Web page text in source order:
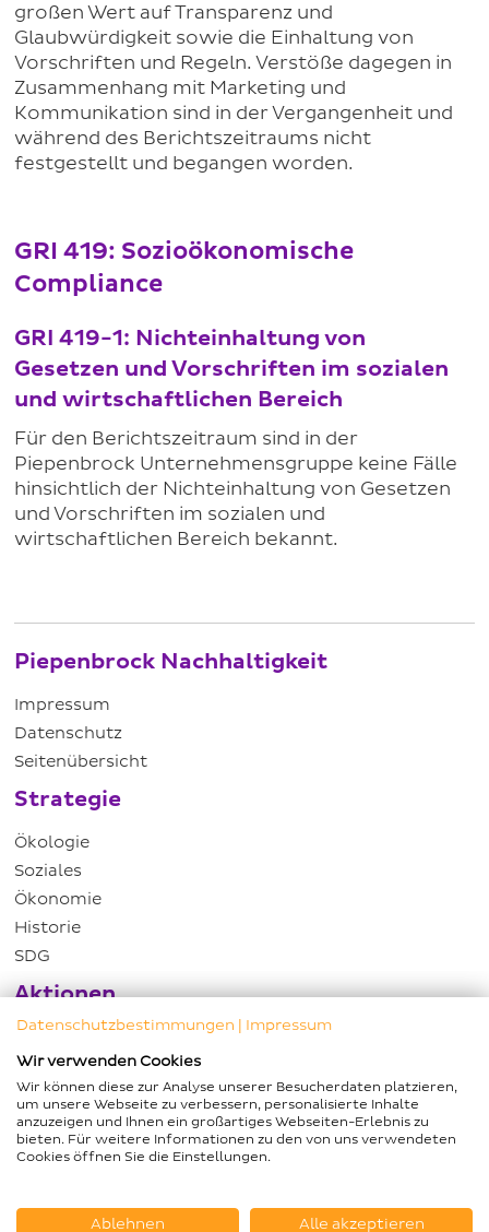
großen Wert auf Transparenz und
Glaubwürdigkeit sowie die Einhaltung von
Vorschriften und Regeln. Verstöße dagegen in
Zusammenhang mit Marketing und
Kommunikation sind in der Vergangenheit und
während des Berichtszeitraums nicht
festgestellt und begangen worden.
GRI 419: Sozioökonomische
Compliance
GRI 419-1: Nichteinhaltung von
Gesetzen und Vorschriften im sozialen
und wirtschaftlichen Bereich
Für den Berichtszeitraum sind in der
Piepenbrock Unternehmensgruppe keine Fälle
hinsichtlich der Nichteinhaltung von Gesetzen
und Vorschriften im sozialen und
wirtschaftlichen Bereich bekannt.
Piepenbrock Nachhaltigkeit
Impressum
Datenschutz
Seitenübersicht
Strategie
Ökologie
Soziales
Ökonomie
Historie
SDG
Aktionen
Hartwig Piepenbrock-DZNE Preis
Initiative „Bäume pflanzen - Klima schützen"
Patenkinder
Ökologische Gebäudereinigung
Haben Sie Fragen?
Datenschutzbestimmungen | Impressum
Wir verwenden Cookies
Wir können diese zur Analyse unserer Besucherdaten platzieren,
um unsere Webseite zu verbessern, personalisierte Inhalte
anzuzeigen und Ihnen ein großartiges Webseiten-Erlebnis zu
bieten. Für weitere Informationen zu den von uns verwendeten
Cookies öffnen Sie die Einstellungen.
Ablehnen Alle akzeptieren